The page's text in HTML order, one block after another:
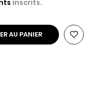
inscrits.
AU PANIER